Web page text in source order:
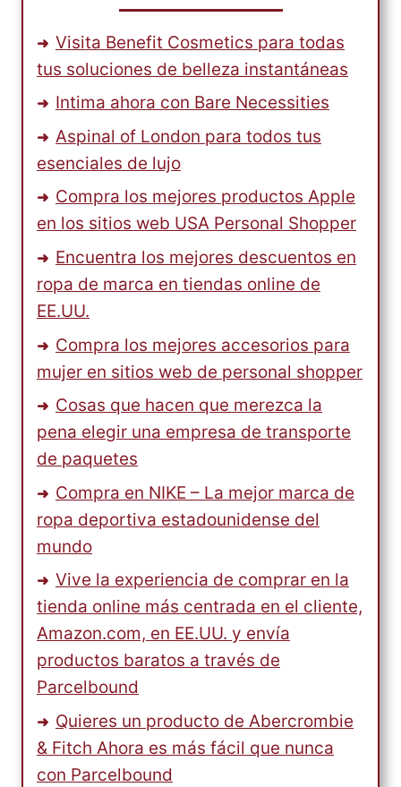
Visita Benefit Cosmetics para todas
tus soluciones de belleza instantáneas
Intima ahora con Bare Necessities
Aspinal of London para todos tus
esenciales de lujo
Compra los mejores productos Apple
en los sitios web USA Personal Shopper
Encuentra los mejores descuentos en
ropa de marca en tiendas online de
EE.UU.
Compra los mejores accesorios para
mujer en sitios web de personal shopper
Cosas que hacen que merezca la
pena elegir una empresa de transporte
de paquetes
Compra en NIKE – La mejor marca de
ropa deportiva estadounidense del
mundo
Vive la experiencia de comprar en la
tienda online más centrada en el cliente,
Amazon.com, en EE.UU. y envía
productos baratos a través de
Parcelbound
Quieres un producto de Abercrombie
& Fitch Ahora es más fácil que nunca
con Parcelbound